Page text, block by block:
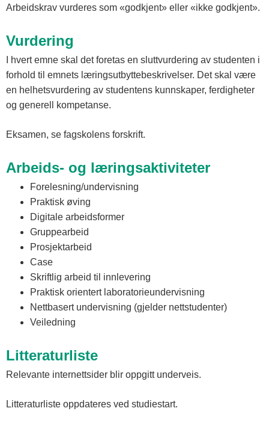
Arbeidskrav vurderes som «godkjent» eller «ikke godkjent».
Vurdering
I hvert emne skal det foretas en sluttvurdering av studenten i
forhold til emnets læringsutbyttebeskrivelser. Det skal være
en helhetsvurdering av studentens kunnskaper, ferdigheter
og generell kompetanse.
Eksamen, se fagskolens forskrift.
Arbeids- og læringsaktiviteter
Forelesning/undervisning
Praktisk øving
Digitale arbeidsformer
Gruppearbeid
Prosjektarbeid
Case
Skriftlig arbeid til innlevering
Praktisk orientert laboratorieundervisning
Nettbasert undervisning (gjelder nettstudenter)
Veiledning
Litteraturliste
Relevante internettsider blir oppgitt underveis.
Litteraturliste oppdateres ved studiestart.